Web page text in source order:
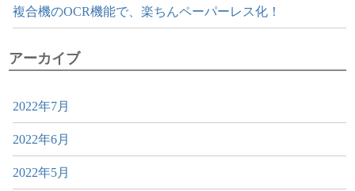
複合機のOCR機能で、楽ちんペーパーレス化！
アーカイブ
2022年7月
2022年6月
2022年5月